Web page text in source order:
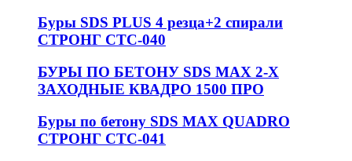
Буры SDS PLUS 4 резца+2 спирали
СТРОНГ СТС-040
БУРЫ ПО БЕТОНУ SDS MAX 2-Х
ЗАХОДНЫЕ КВАДРО 1500 ПРО
Буры по бетону SDS MAX QUADRO
СТРОНГ СТС-041